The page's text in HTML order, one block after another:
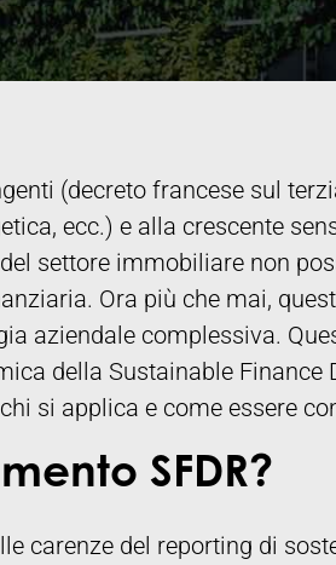
(decreto francese sul
ecc.) e alla crescente
settore immobiliare non
Ora più che mai,
aziendale complessiva.
della Sustainable Finance
si applica e come essere
SFDR?
carenze del reporting di